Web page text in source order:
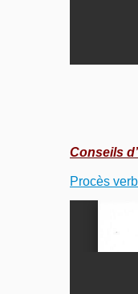
Conseils
Procès